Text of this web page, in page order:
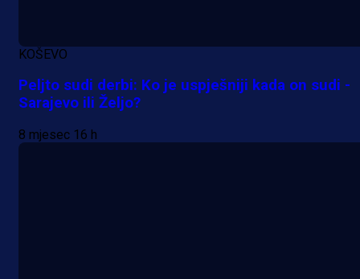
KOŠEVO
Peljto sudi derbi: Ko je uspješniji kada on sudi -
Sarajevo ili Željo?
8 mjesec 16 h